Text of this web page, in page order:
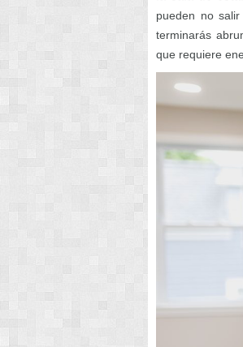
pueden no
terminarás
que requiere